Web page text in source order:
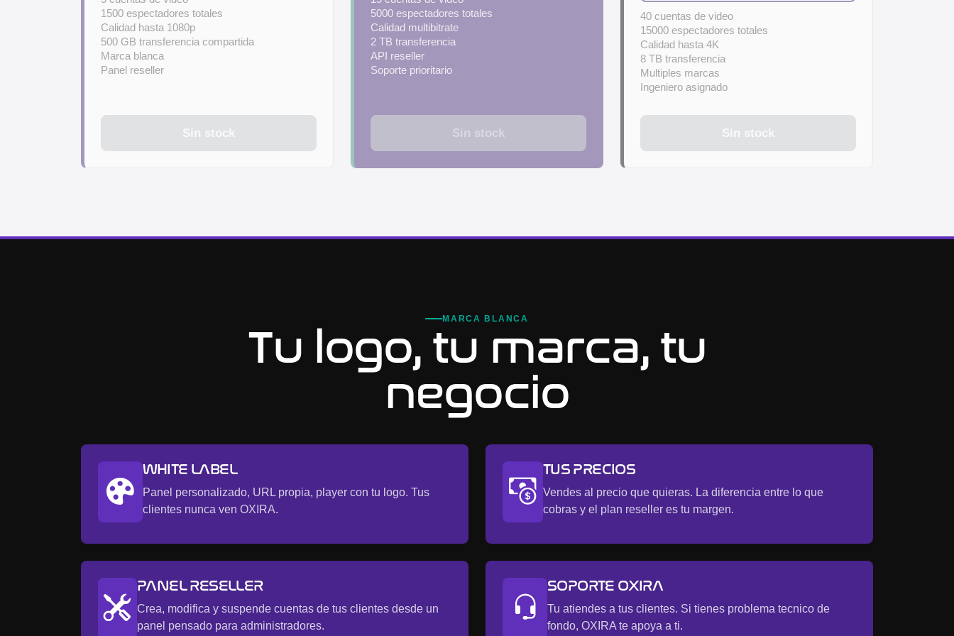
1500 espectadores totales
Calidad hasta 1080p
500 GB transferencia compartida
Marca blanca
Panel reseller
Sin stock
5000 espectadores totales
Calidad multibitrate
2 TB transferencia
API reseller
Soporte prioritario
Sin stock
40 cuentas de video
15000 espectadores totales
Calidad hasta 4K
8 TB transferencia
Multiples marcas
Ingeniero asignado
Sin stock
MARCA BLANCA
Tu logo, tu marca, tu
negocio
WHITE LABEL
Panel personalizado, URL propia, player con tu logo. Tus
clientes nunca ven OXIRA.
TUS PRECIOS
Vendes al precio que quieras. La diferencia entre lo que
cobras y el plan reseller es tu margen.
PANEL RESELLER
Crea, modifica y suspende cuentas de tus clientes desde un
panel pensado para administradores.
SOPORTE OXIRA
Tu atiendes a tus clientes. Si tienes problema tecnico de
fondo, OXIRA te apoya a ti.